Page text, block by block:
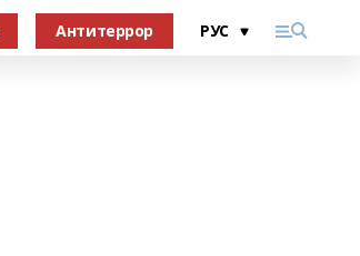
Антитеррор